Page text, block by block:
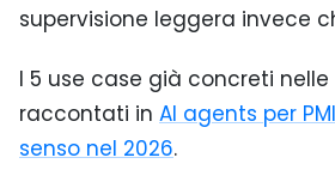
supervisione leggera invece
I 5 use case già concreti nelle
raccontati in AI agents per
senso nel 2026.